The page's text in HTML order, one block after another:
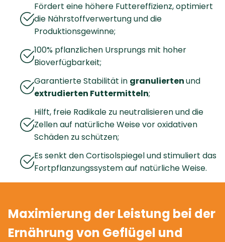
Fördert eine höhere Futtereffizienz, optimiert
die Nährstoffverwertung und die
Produktionsgewinne;
100% pflanzlichen Ursprungs mit hoher
Bioverfügbarkeit;
Garantierte Stabilität in granuliertenund
extrudierten Futtermitteln;
Hilft, freie Radikale zu neutralisieren und die
Zellen auf natürliche Weise vor oxidativen
Schäden zu schützen;
Es senkt den Cortisolspiegel und stimuliert das
Fortpflanzungssystem auf natürliche Weise.
Maximierung der Leistung bei der
Ernährung von Geflügel und